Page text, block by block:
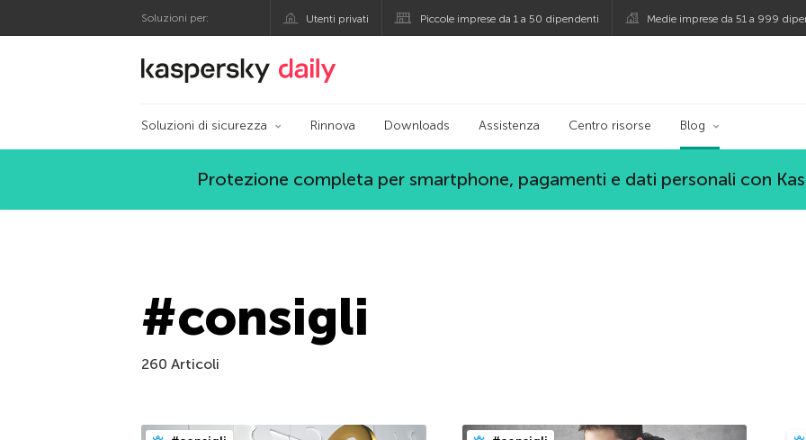
Soluzioni per: Utenti privati Piccole imprese da 1 a 50 dipendenti Medie imprese da 51 a 999
Blog ufficiale di Kaspersky
Soluzioni di sicurezza Rinnova Downloads Assistenza Centro risorse Blog
Protezione completa per smartphone, pagamenti e dati personali con
#consigli
260 Articoli